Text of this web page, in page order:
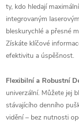
ty, kdo hledají
integrovaným
bleskurychlé a přesné
Získáte klíčové
efektivitu a úspěšnost.
Flexibilní a Robustní
univerzální. Můžete jej
stávajícího denního
vidění – bez nutnosti